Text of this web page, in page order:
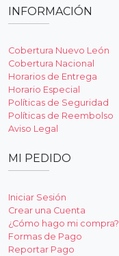
INFORMACIÓN
Cobertura Nuevo León
Cobertura Nacional
Horarios de Entrega
Horario Especial
Políticas de Seguridad
Políticas de Reembolso
Aviso Legal
MI PEDIDO
Iniciar Sesión
Crear una Cuenta
¿Cómo hago mi compra?
Formas de Pago
Reportar Pago